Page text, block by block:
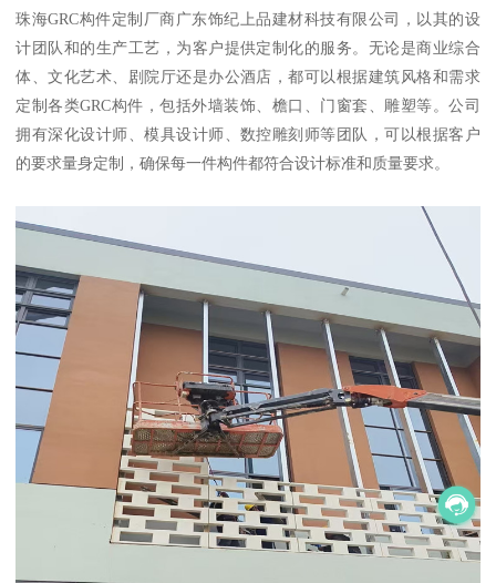
珠海GRC构件定制厂商广东饰纪上品建材科技有限公司，以其的设
计团队和的生产工艺，为客户提供定制化的服务。无论是商业综合
体、文化艺术、剧院厅还是办公酒店，都可以根据建筑风格和需求
定制各类GRC构件，包括外墙装饰、檐口、门窗套、雕塑等。公司
拥有深化设计师、模具设计师、数控雕刻师等团队，可以根据客户
的要求量身定制，确保每一件构件都符合设计标准和质量要求。